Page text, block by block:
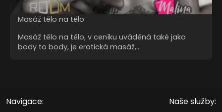
Masáž tělo na tělo
Masáž tělo na tělo, v ceníku uváděná také jako
body to body, je erotická masáž,…
Navigace:
Naše služby: